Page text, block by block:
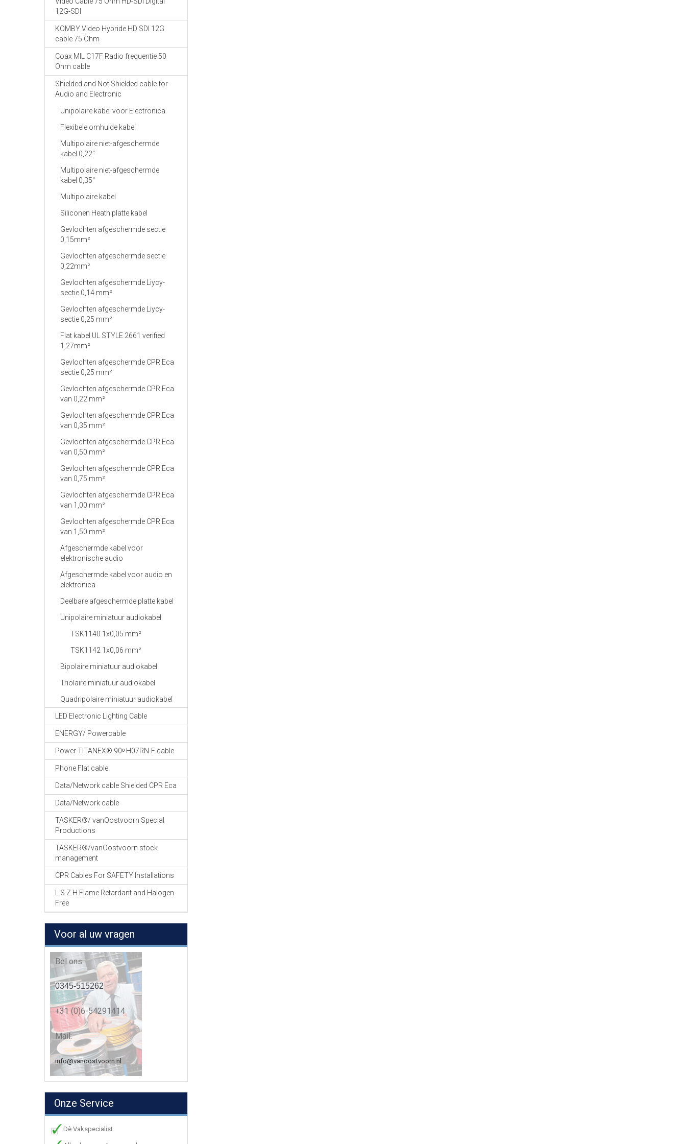
12G-SDI
KOMBY Video Hybride HD SDI 12G
cable 75 Ohm
Coax MIL C17F Radio frequentie 50
Ohm cable
Shielded and Not Shielded cable for
Audio and Electronic
Unipolaire kabel voor Electronica
Flexibele omhulde kabel
Multipolaire niet-afgeschermde
kabel 0,22"
Multipolaire niet-afgeschermde
kabel 0,35"
Multipolaire kabel
Siliconen Heath platte kabel
Gevlochten afgeschermde sectie
0,15mm²
Gevlochten afgeschermde sectie
0,22mm²
Gevlochten afgeschermde Liycy-
sectie 0,14 mm²
Gevlochten afgeschermde Liycy-
sectie 0,25 mm²
Flat kabel UL STYLE 2661 verified
1,27mm²
Gevlochten afgeschermde CPR Eca
sectie 0,25 mm²
Gevlochten afgeschermde CPR Eca
van 0,22 mm²
Gevlochten afgeschermde CPR Eca
van 0,35 mm²
Gevlochten afgeschermde CPR Eca
van 0,50 mm²
Gevlochten afgeschermde CPR Eca
van 0,75 mm²
Gevlochten afgeschermde CPR Eca
van 1,00 mm²
Gevlochten afgeschermde CPR Eca
van 1,50 mm²
Afgeschermde kabel voor
elektronische audio
Afgeschermde kabel voor audio en
elektronica
Deelbare afgeschermde platte kabel
Unipolaire miniatuur audiokabel
TSK1140 1x0,05 mm²
TSK1142 1x0,06 mm²
Bipolaire miniatuur audiokabel
Triolaire miniatuur audiokabel
Quadripolaire miniatuur audiokabel
LED Electronic Lighting Cable
ENERGY/ Powercable
Power TITANEX® 90ᵒ H07RN-F cable
Phone Flat cable
Data/Network cable Shielded CPR Eca
Data/Network cable
TASKER®/ vanOostvoorn Special
Productions
TASKER®/vanOostvoorn stock
management
CPR Cables For SAFETY Installations
L.S.Z.H Flame Retardant and Halogen
Free
Voor al uw vragen
Bel ons:
0345-515262
+31 (0)6-54291414
Mail:
info@vanoostvoorn.nl
Onze Service
Dè Vakspecialist